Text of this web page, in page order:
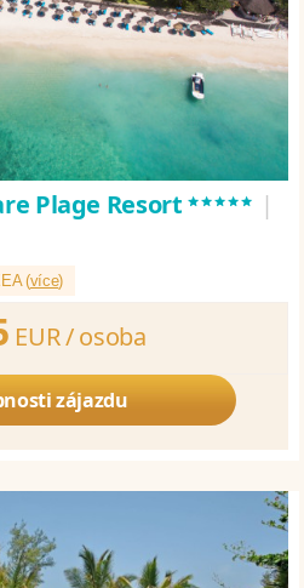
Plage Resort***** |
(více)
EUR /osoba
zájazdu